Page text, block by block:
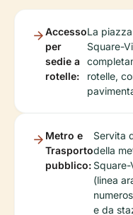
Accesso
per
sedie a
rotelle:
La
Square-
rotelle,
Metro e
Trasporto
pubblico:
Servita
della
Square-
(linea
e da